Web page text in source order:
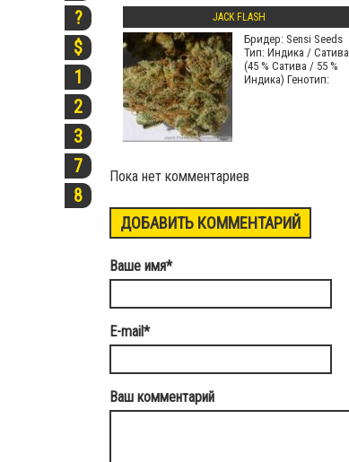
?
$
1
2
3
7
8
JACK FLASH
Бридер: Sensi Seeds
Тип: Индика / Сатива
(45 % Сатива / 55 %
Индика) Генотип:
Пока нет комментариев
ДОБАВИТЬ КОММЕНТАРИЙ
Ваше имя*
E-mail*
Ваш комментарий